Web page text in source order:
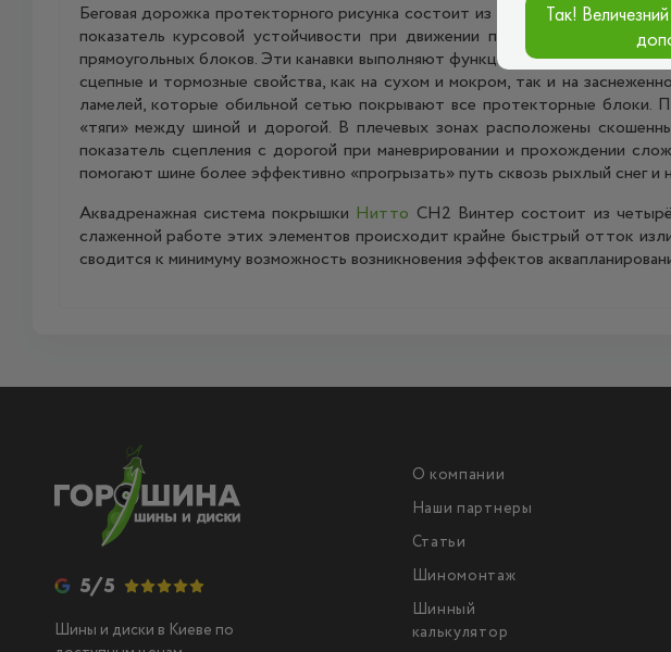
Беговая дорожка протекторного рисунка состоит из трёх продольных
показатель курсовой устойчивости при движении по прямой дороге.
прямоугольных блоков. Эти канавки выполняют функцию острых кромок
сцепные и тормозные свойства, как на сухом и мокром, так и на
ламелей, которые обильной сетью покрывают все протекторные блоки.
«тяги» между шиной и дорогой. В плечевых зонах расположены
показатель сцепления с дорогой при маневрировании и прохождении
помогают шине более эффективно «прогрызать» путь сквозь рыхлый снег и
Аквадренажная система покрышки Нитто СН2 Винтер состоит из
слаженной работе этих элементов происходит крайне быстрый отток
сводится к минимуму возможность возникновения эффектов
5/5
Шины и диски в Киеве по
О компании
Наши партнеры
Статьи
Шиномонтаж
Шинный
калькулятор
Так!